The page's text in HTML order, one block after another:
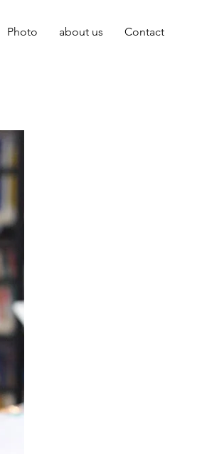
Photo about us Contact